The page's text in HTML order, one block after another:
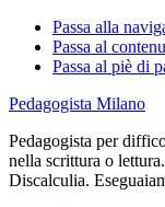
Passa alla
Passa al
Passa al piè di
Pedagogista Milano
Pedagogista per
nella scrittura o
Discalculia.